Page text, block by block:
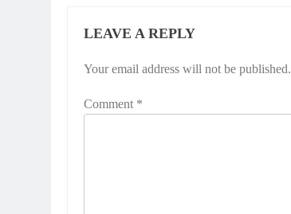
LEAVE A REPLY
Your email address will not be published.
Comment *